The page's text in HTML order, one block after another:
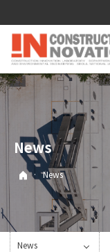
로
메
뉴
News
· News
News